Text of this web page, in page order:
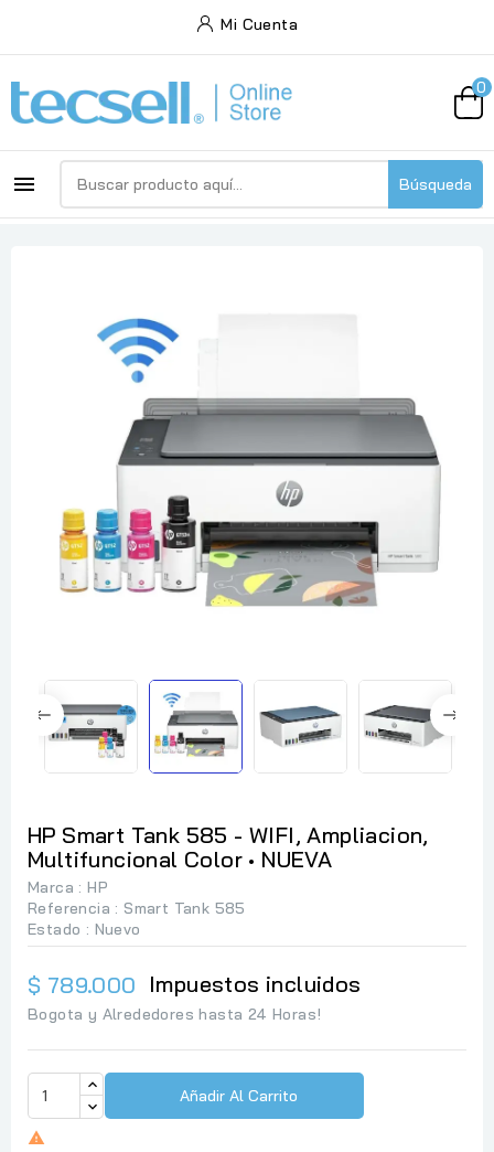
Mi Cuenta
0
 Búsqueda
HP Smart Tank 585 - WIFI, Ampliacion,
Multifuncional Color • NUEVA
Marca : HP
Referencia : Smart Tank 585
Estado : Nuevo
$ 789.000 Impuestos incluidos
Bogota y Alrededores hasta 24 Horas!
Añadir Al Carrito
